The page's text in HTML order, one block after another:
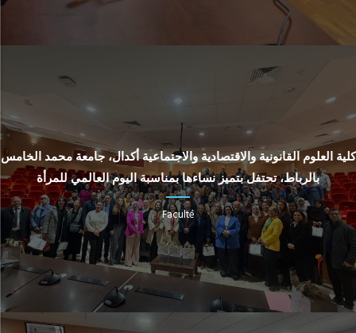
كلية العلوم القانونية والاقتصادية والاجتماعية أكدال، جامعة محمد الخامس
بالرباط، تحتفل بتميز نساءها بمناسبة اليوم العالمي للمرأة
Faculté